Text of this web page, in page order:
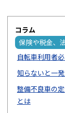
コラム
保険や税金、
自転車利用者
知らないと一
整備不良車の
とは